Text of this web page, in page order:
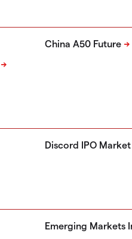
China A50 Future
Discord IPO
Emerging Markets